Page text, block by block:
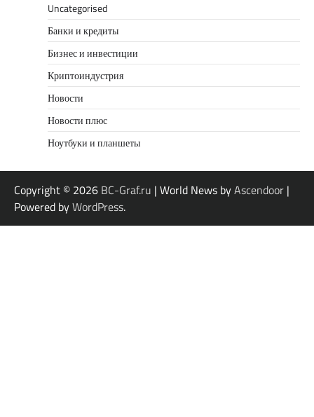
Uncategorised
Банки и кредиты
Бизнес и инвестиции
Криптоиндустрия
Новости
Новости плюс
Ноутбуки и планшеты
Copyright © 2026 BC-Graf.ru | World News byAscendoor |
Powered byWordPress.